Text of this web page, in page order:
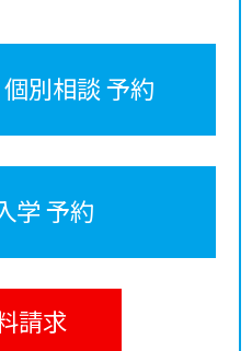
別相談 予約
学 予約
請求